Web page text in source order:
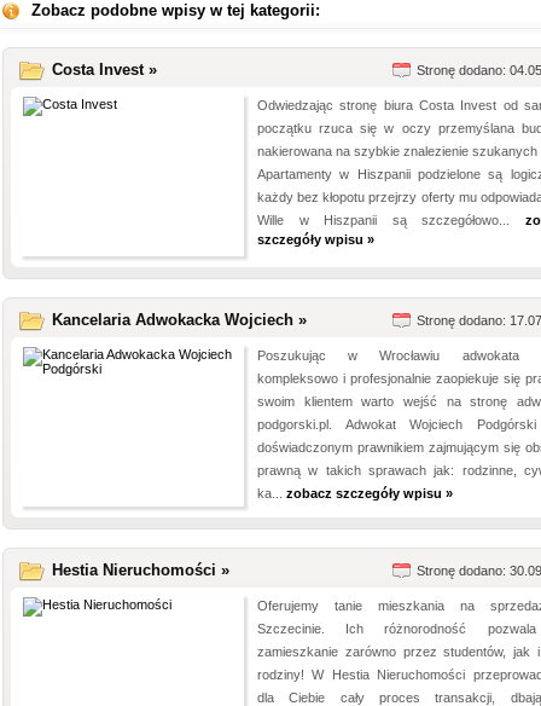
Zobacz podobne wpisy w tej kategorii:
Costa Invest » Stronę dodano:
Odwiedzając stronę biura Costa Invest od
początku rzuca się w oczy przemyślana
nakierowana na szybkie znalezienie szukanych
Apartamenty w Hiszpanii podzielone są
każdy bez kłopotu przejrzy oferty mu
Wille w Hiszpanii są szczegółowo...
szczegóły wpisu »
Kancelaria Adwokacka Wojciech » Stronę dodano:
Poszukując w Wrocławiu adwokata
kompleksowo i profesjonalnie zaopiekuje się
swoim klientem warto wejść na stronę
podgorski.pl. Adwokat Wojciech
doświadczonym prawnikiem zajmującym się
prawną w takich sprawach jak: rodzinne,
ka... zobacz szczegóły wpisu »
Hestia Nieruchomości » Stronę dodano:
Oferujemy tanie mieszkania na
Szczecinie. Ich różnorodność
zamieszkanie zarówno przez studentów, jak i
rodziny! W Hestia Nieruchomości
dla Ciebie cały proces transakcji,